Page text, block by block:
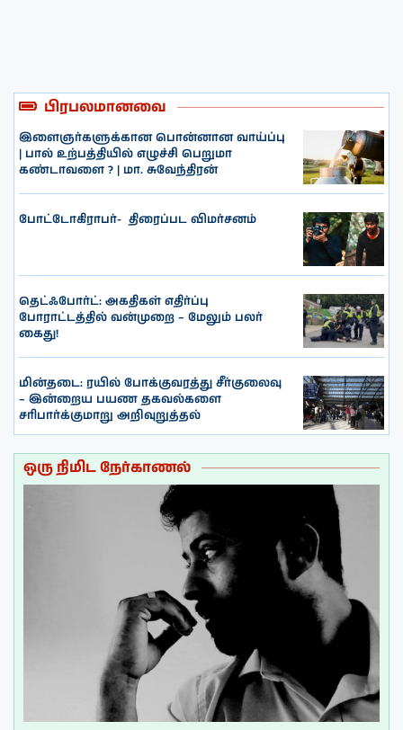
பிரபலமானவை
இளைஞர்களுக்கான பொன்னான வாய்ப்பு
| பால் உற்பத்தியில் எழுச்சி பெறுமா
கண்டாவளை ? | மா. சுவேந்திரன்
போட்டோகிராபர்- ‌ திரைப்பட விமர்சனம்
தெட்ஃபோர்ட்: அகதிகள் எதிர்ப்பு
போராட்டத்தில் வன்முறை – மேலும் பலர்
கைது!
மின்தடை: ரயில் போக்குவரத்து சீர்குலைவு
– இன்றைய பயண தகவல்களை
சரிபார்க்குமாறு அறிவுறுத்தல்
ஒரு நிமிட நேர்காணல்